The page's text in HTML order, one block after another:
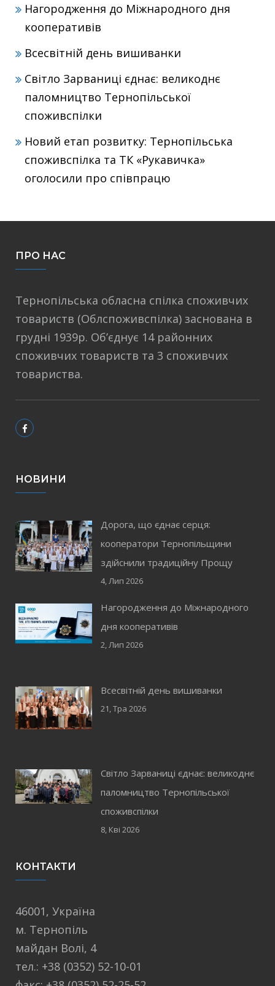
Нагородження до Міжнародного дня
кооперативів
Всесвітній день вишиванки
Світло Зарваниці єднає: великоднє
паломництво Тернопільської
споживспілки
Новий етап розвитку: Тернопільська
споживспілка та ТК «Рукавичка»
оголосили про співпрацю
ПРО НАС
Тернопільська обласна спілка споживчих
товариств (Облспоживспілка) заснована в
грудні 1939р. Об’єднує 14 районних
споживчих товариств та 3 споживчих
товариства.
НОВИНИ
Дорога, що єднає серця:
кооператори Тернопільщини
здійснили традиційну Прощу
4, Лип 2026
Нагородження до Міжнародного
дня кооперативів
2, Лип 2026
Всесвітній день вишиванки
21, Тра 2026
Світло Зарваниці єднає: великоднє
паломництво Тернопільської
споживспілки
8, Кві 2026
КОНТАКТИ
46001, Україна
м. Тернопіль
майдан Волі, 4
тел.: +38 (0352) 52-10-01